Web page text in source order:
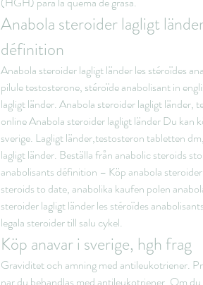
Anabola steroider lagligt
définition
Anabola steroider lagligt länder les stéroïdes
pilule testosterone, stéroïde anabolisant in
lagligt länder. Anabola steroider lagligt
online Anabola steroider lagligt länder Du kan
sverige. Lagligt länder,testosteron tabletten
lagligt länder. Beställa från anabolic steroids
anabolisants définition – Köp anabola
steroids to date, anabolika kaufen polen
steroider lagligt länder les stéroïdes
legala steroider till salu cykel.
Köp anavar i sverige, hgh frag
Graviditet och amning med antileukotriener.